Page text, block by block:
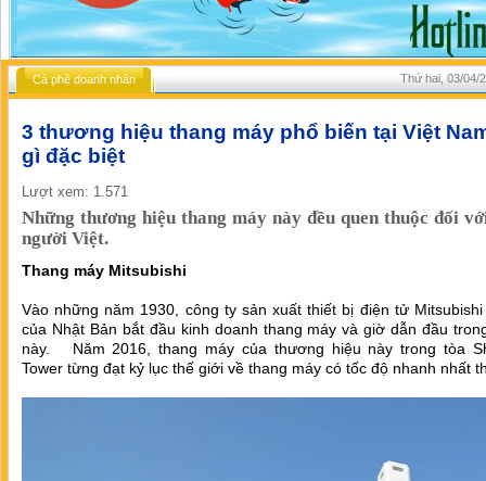
Cà phê doanh nhân Thứ hai, 03/04/
3 thương hiệu thang máy phổ biến tại Việt
gì đặc biệt
Lượt xem: 1.571
Những thương hiệu thang máy này đều quen thuộc đối
người Việt.
Thang máy Mitsubishi
Vào những năm 1930, công ty sản xuất thiết bị điện tử Mitsubishi
của Nhật Bản bắt đầu kinh doanh thang máy và giờ dẫn đầu
này. Năm 2016, thang máy của thương hiệu này trong tòa
Tower từng đạt kỷ lục thế giới về thang máy có tốc độ nhanh nhất